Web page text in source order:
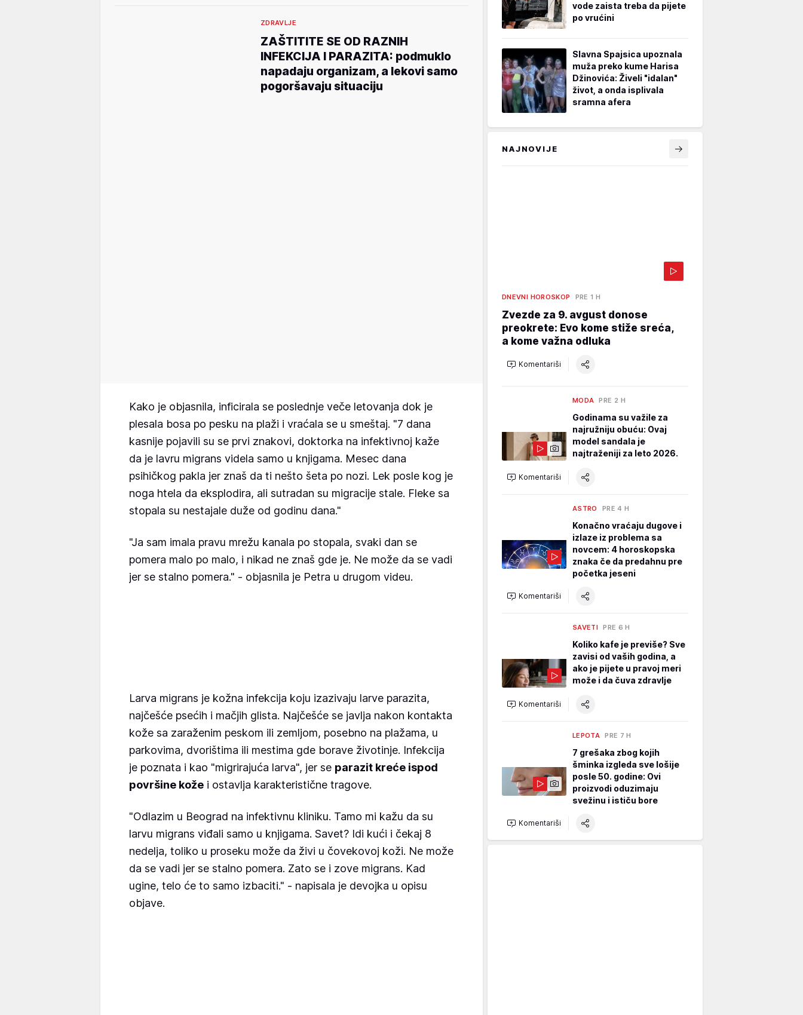
ZDRAVLJE
ZAŠTITITE SE OD RAZNIH
INFEKCIJA I PARAZITA: podmuklo
napadaju organizam, a lekovi samo
pogoršavaju situaciju
Kako je objasnila, inficirala se poslednje veče letovanja dok je
plesala bosa po pesku na plaži i vraćala se u smeštaj. "7 dana
kasnije pojavili su se prvi znakovi, doktorka na infektivnoj kaže
da je lavru migrans videla samo u knjigama. Mesec dana
psihičkog pakla jer znaš da ti nešto šeta po nozi. Lek posle kog je
noga htela da eksplodira, ali sutradan su migracije stale. Fleke sa
stopala su nestajale duže od godinu dana."
"Ja sam imala pravu mrežu kanala po stopala, svaki dan se
pomera malo po malo, i nikad ne znaš gde je. Ne može da se vadi
jer se stalno pomera." - objasnila je Petra u drugom videu.
Larva migrans je kožna infekcija koju izazivaju larve parazita,
najčešće psećih i mačjih glista. Najčešće se javlja nakon kontakta
kože sa zaraženim peskom ili zemljom, posebno na plažama, u
parkovima, dvorištima ili mestima gde borave životinje. Infekcija
je poznata i kao "migrirajuća larva", jer se parazit kreće ispod
površine kože i ostavlja karakteristične tragove.
"Odlazim u Beograd na infektivnu kliniku. Tamo mi kažu da su
larvu migrans viđali samo u knjigama. Savet? Idi kući i čekaj 8
nedelja, toliko u proseku može da živi u čovekovoj koži. Ne može
da se vadi jer se stalno pomera. Zato se i zove migrans. Kad
ugine, telo će to samo izbaciti." - napisala je devojka u opisu
objave.
vode zaista treba da pijete
po vrućini
Slavna Spajsica upoznala
muža preko kume Harisa
Džinovića: Živeli "idalan"
život, a onda isplivala
sramna afera
NAJNOVIJE
DNEVNI HOROSKOP PRE 1 H
Zvezde za 9. avgust donose
preokrete: Evo kome stiže sreća,
a kome važna odluka
Komentariši
MODA PRE 2 H
Godinama su važile za
najružniju obuću: Ovaj
model sandala je
najtraženiji za leto 2026.
Komentariši
ASTRO PRE 4 H
Konačno vraćaju dugove i
izlaze iz problema sa
novcem: 4 horoskopska
znaka če da predahnu pre
početka jeseni
Komentariši
SAVETI PRE 6 H
Koliko kafe je previše? Sve
zavisi od vaših godina, a
ako je pijete u pravoj meri
može i da čuva zdravlje
Komentariši
LEPOTA PRE 7 H
7 grešaka zbog kojih
šminka izgleda sve lošije
posle 50. godine: Ovi
proizvodi oduzimaju
svežinu i ističu bore
Komentariši